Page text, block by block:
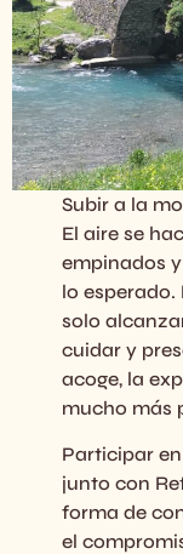
Subir a la
El aire se
empinados
lo esperado.
solo
cuidar y
acoge, la
mucho más
Participar
junto con
forma de
el